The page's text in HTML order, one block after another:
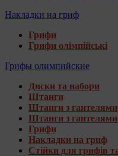
Накладки на гриф
Грифи
Грифи олімпійські
Грифы олимпийские
Диски та набори
Штанги
Штанги з гантелями
Штанги з
Грифи
Накладки на гриф
Стійки для грифів